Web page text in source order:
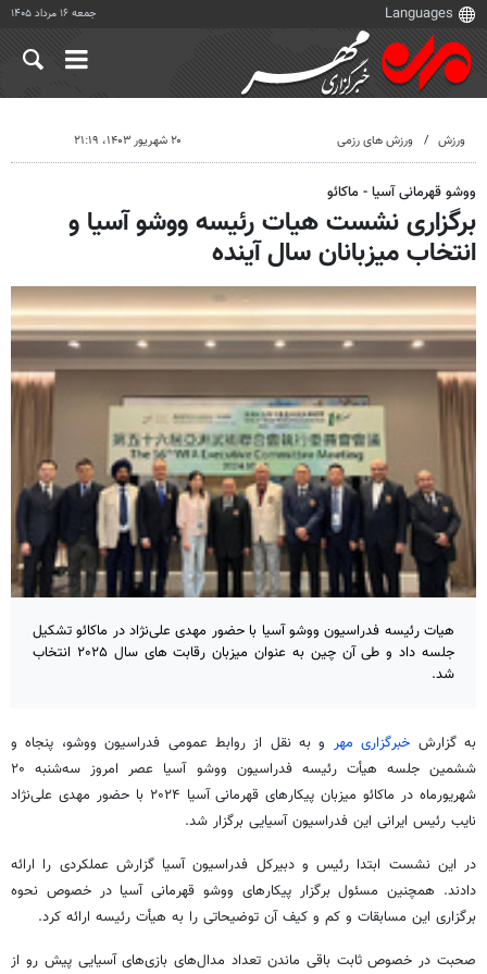
جمعه ۱۶ مرداد ۱۴۰۵
ورزش ورزش های رزمی ۲۰ شهریور ۱۴۰۳، ۲۱:۱۹
ووشو قهرمانی آسیا - ماکائو
برگزاری نشست هیات رئیسه ووشو آسیا و
انتخاب میزبانان سال آینده
هیات رئیسه فدراسیون ووشو آسیا با حضور مهدی علی‌نژاد در ماکائو تشکیل
جلسه داد و طی آن چین به عنوان میزبان رقابت های سال ۲۰۲۵ انتخاب
شد.
به گزارش خبرگزاری مهر و به نقل از روابط عمومی فدراسیون ووشو، پنجاه و
ششمین جلسه هیأت رئیسه فدراسیون ووشو آسیا عصر امروز سه‌شنبه ۲۰
شهریورماه در ماکائو میزبان پیکارهای قهرمانی آسیا ۲۰۲۴ با حضور مهدی علی‌نژاد
نایب رئیس ایرانی این فدراسیون آسیایی برگزار شد.
در این نشست ابتدا رئیس و دبیرکل فدراسیون آسیا گزارش عملکردی را ارائه
دادند. همچنین مسئول برگزار پیکارهای ووشو قهرمانی آسیا در خصوص نحوه
برگزاری این مسابقات و کم و کیف آن توضیحاتی را به هیأت رئیسه ارائه کرد.
صحبت در خصوص ثابت باقی ماندن تعداد مدال‌های بازی‌های آسیایی پیش رو از